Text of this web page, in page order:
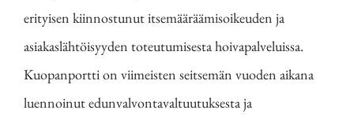
erityisen kiinnostunut itsemääräämisoikeuden ja
asiakaslähtöisyyden toteutumisesta hoivapalveluissa.
Kuopanportti on viimeisten seitsemän vuoden aikana
luennoinut edunvalvontavaltuutuksesta ja